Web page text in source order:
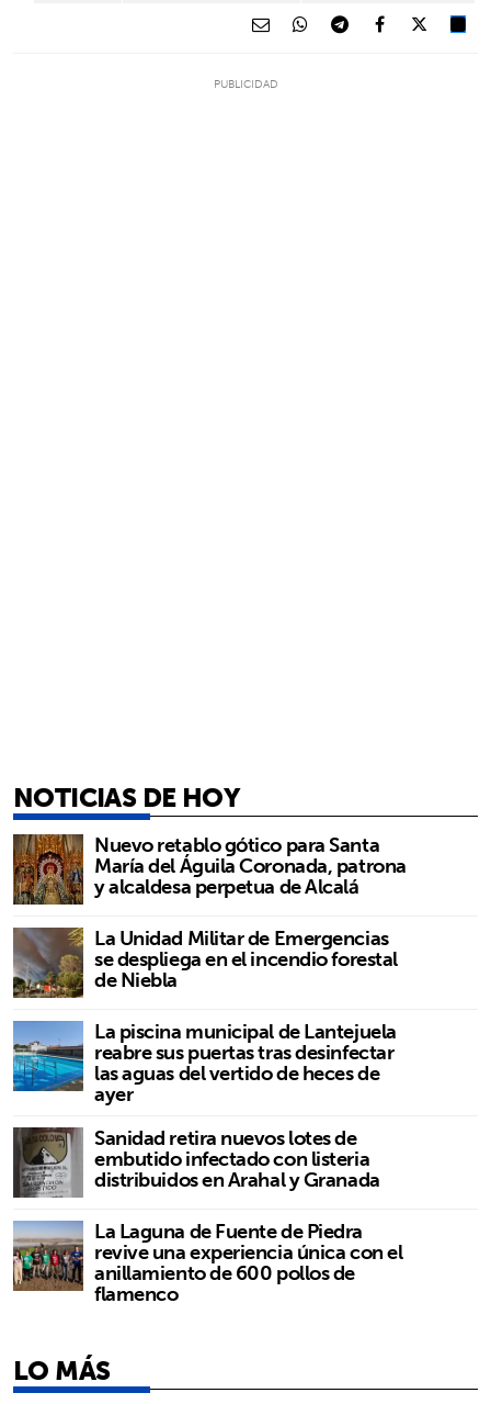
NOTICIAS DE HOY
Nuevo retablo gótico para Santa
María del Águila Coronada, patrona
y alcaldesa perpetua de Alcalá
La Unidad Militar de Emergencias
se despliega en el incendio forestal
de Niebla
La piscina municipal de Lantejuela
reabre sus puertas tras desinfectar
las aguas del vertido de heces de
ayer
Sanidad retira nuevos lotes de
embutido infectado con listeria
distribuidos en Arahal y Granada
La Laguna de Fuente de Piedra
revive una experiencia única con el
anillamiento de 600 pollos de
flamenco
LO MÁS